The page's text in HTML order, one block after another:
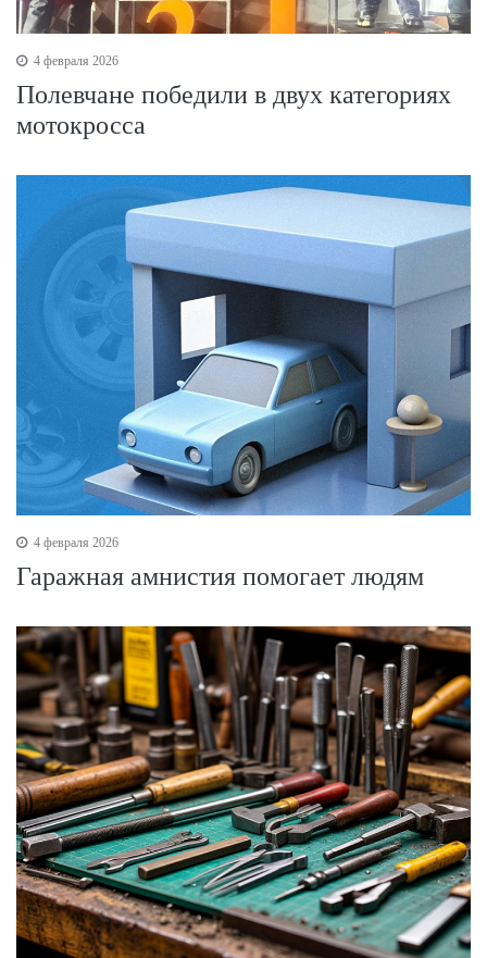
4 февраля 2026
Полевчане победили в двух категориях
мотокросса
4 февраля 2026
Гаражная амнистия помогает людям